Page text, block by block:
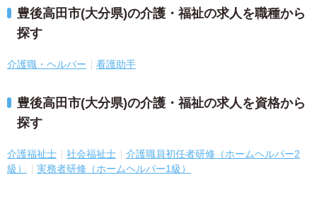
豊後高田市(大分県)の介護・福祉の求人を職種から
探す
介護職・ヘルパー 看護助手
豊後高田市(大分県)の介護・福祉の求人を資格から
探す
介護福祉士 社会福祉士
介護職員初任者研修（ホームヘルパー2
級）
実務者研修（ホームヘルパー1級）